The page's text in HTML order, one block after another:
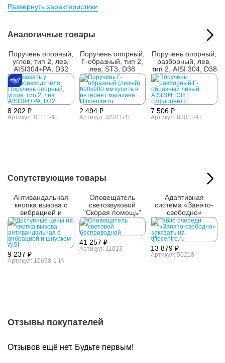
Параметры упакованного товара:
Кол-во изделий в
1 шт.
Развернуть характеристики
Аналогичные товары
Поручень опорный,
углов, тип 2, лев,
AISI304+PA, D32
8 202 ₽
Артикул: 81111-1L
Поручень опорный,
Г-образный, тип 2,
лев, ST3, D38
2 494 ₽
Артикул: 82011-1L
Поручень опорный,
разборный, лев,
тип 2, AISI 304, D38
7 506 ₽
Артикул: 83011-1L
Сопутствующие товары
Антивандальная
кнопка вызова с
вибрацией и
шнурком AISI 304
9 237 ₽
Артикул: 10698-1-IA
Оповещатель
светозвуковой
"Скорая помощь"
41 257 ₽
Артикул: 11013
Адаптивная
система «Занято-
свободно»
13 879 ₽
Артикул: 50218
Отзывы покупателей
Отзывов ещё нет. Будьте первым!